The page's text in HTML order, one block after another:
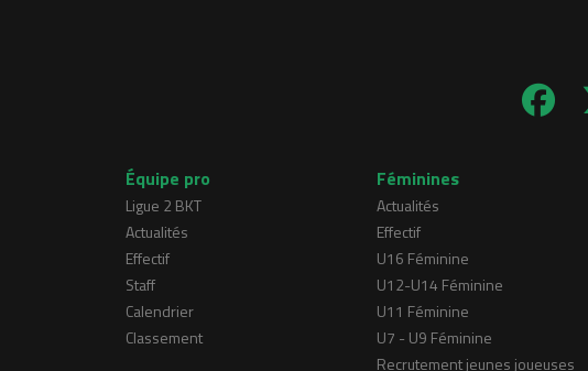
Équipe pro
Ligue 2 BKT
Actualités
Effectif
Staff
Calendrier
Classement
Féminines
Actualités
Effectif
U16 Féminine
U12-U14 Féminine
U11 Féminine
U7 - U9 Féminine
Recrutement jeunes joueuses